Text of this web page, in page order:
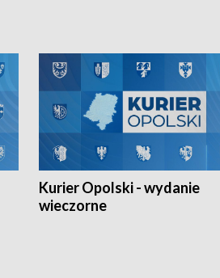
Kurier Opolski - wydanie
wieczorne